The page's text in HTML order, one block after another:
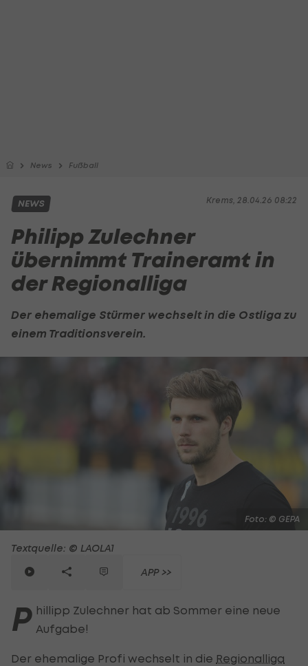
News Fußball
Krems, 28.04.26 08:22
NEWS
Philipp Zulechner
übernimmt Traineramt in
der Regionalliga
Der ehemalige Stürmer wechselt in die Ostliga zu
einem Traditionsverein.
Foto: © GEPA
Textquelle: © LAOLA1
APP >>
P hillipp Zulechner hat ab Sommer eine neue
Aufgabe!
Der ehemalige Profi wechselt in die Regionalliga